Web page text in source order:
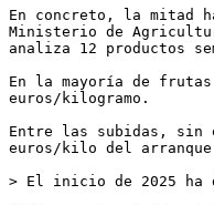
En concreto, la mitad
Ministerio de
analiza 12 productos
En la mayoría de
euros/kilogramo.
Entre las subidas, sin
euros/kilo del arranque
> El inicio de 2025 ha